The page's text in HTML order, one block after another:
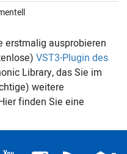
erstmalig ausprobieren
VST3-Plugin des
Library, das Sie im
weitere
finden Sie eine